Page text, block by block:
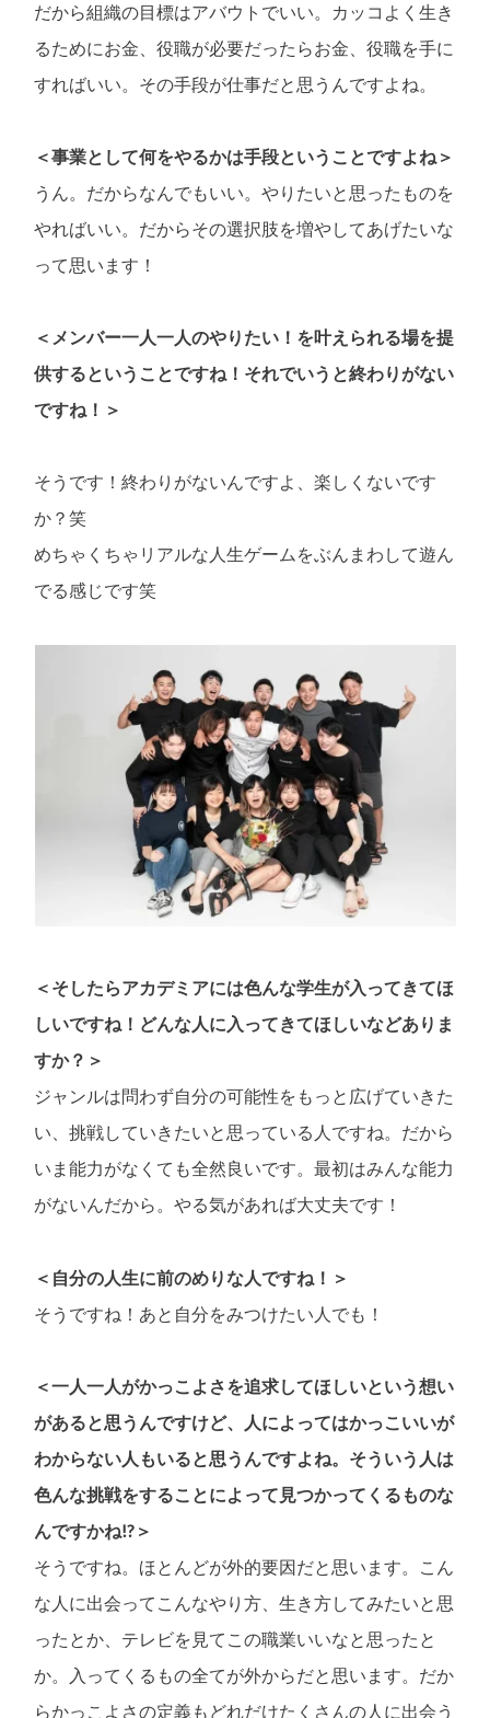
だから組織の目標はアバウトでいい。カッコよく生き
るためにお金、役職が必要だったらお金、役職を手に
すればいい。その手段が仕事だと思うんですよね。
＜事業として何をやるかは手段ということですよね＞
うん。だからなんでもいい。やりたいと思ったものを
やればいい。だからその選択肢を増やしてあげたいな
って思います！
＜メンバー一人一人のやりたい！を叶えられる場を提
供するということですね！それでいうと終わりがない
ですね！＞
そうです！終わりがないんですよ、楽しくないです
か？笑
めちゃくちゃリアルな人生ゲームをぶんまわして遊ん
でる感じです笑
＜そしたらアカデミアには色んな学生が入ってきてほ
しいですね！どんな人に入ってきてほしいなどありま
すか？＞
ジャンルは問わず自分の可能性をもっと広げていきた
い、挑戦していきたいと思っている人ですね。だから
いま能力がなくても全然良いです。最初はみんな能力
がないんだから。やる気があれば大丈夫です！
＜自分の人生に前のめりな人ですね！＞
そうですね！あと自分をみつけたい人でも！
＜一人一人がかっこよさを追求してほしいという想い
があると思うんですけど、人によってはかっこいいが
わからない人もいると思うんですよね。そういう人は
色んな挑戦をすることによって見つかってくるものな
んですかね!?＞
そうですね。ほとんどが外的要因だと思います。こん
な人に出会ってこんなやり方、生き方してみたいと思
ったとか、テレビを見てこの職業いいなと思ったと
か。入ってくるもの全てが外からだと思います。だか
らかっこよさの定義もどれだけたくさんの人に出会う